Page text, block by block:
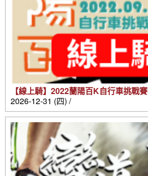
【線上騎】2022蘭陽百K自行車挑戰賽
2026-12-31 (四) /